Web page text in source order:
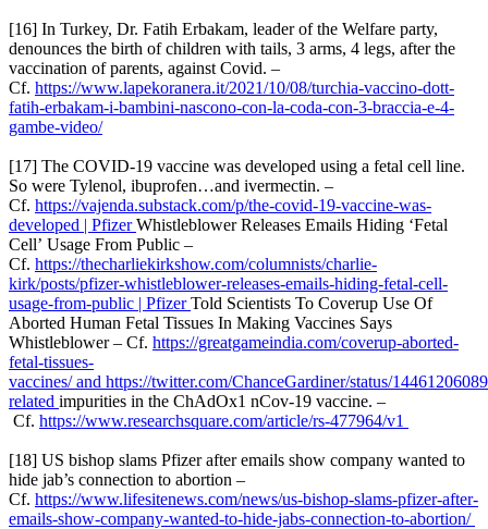
[16] In Turkey, Dr. Fatih Erbakam, leader of the Welfare party,
denounces the birth of children with tails, 3 arms, 4 legs, after the
vaccination of parents, against Covid. –
Cf. https://www.lapekoranera.it/2021/10/08/turchia-vaccino-dott-
fatih-erbakam-i-bambini-nascono-con-la-coda-con-3-braccia-e-4-
gambe-video/
[17] The COVID-19 vaccine was developed using a fetal cell line.
So were Tylenol, ibuprofen…and ivermectin. –
Cf. https://vajenda.substack.com/p/the-covid-19-vaccine-was-
developed | PfizerWhistleblower Releases Emails Hiding ‘Fetal
Cell’ Usage From Public –
Cf. https://thecharliekirkshow.com/columnists/charlie-
kirk/posts/pfizer-whistleblower-releases-emails-hiding-fetal-cell-
usage-from-public | PfizerTold Scientists To Coverup Use Of
Aborted Human Fetal Tissues In Making Vaccines Says
Whistleblower – Cf. https://greatgameindia.com/coverup-aborted-
fetal-tissues-
vaccines/ and https://twitter.com/ChanceGardiner/status/
related impurities in the ChAdOx1 nCov-19 vaccine. –
Cf. https://www.researchsquare.com/article/rs-477964/v1
[18] US bishop slams Pfizer after emails show company wanted to
hide jab’s connection to abortion –
Cf. https://www.lifesitenews.com/news/us-bishop-slams-pfizer-after-
emails-show-company-wanted-to-hide-jabs-connection-to-abortion/